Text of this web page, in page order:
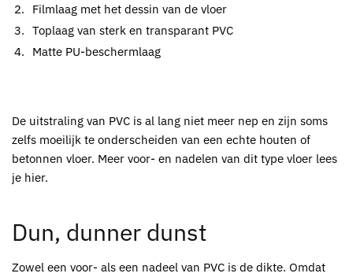
Filmlaag met het dessin van de vloer
Toplaag van sterk en transparant PVC
Matte PU-beschermlaag
De uitstraling van PVC is al lang niet meer nep en zijn soms
zelfs moeilijk te onderscheiden van een echte houten of
betonnen vloer. Meer voor- en nadelen van dit type vloer lees
je hier.
Dun, dunner dunst
Zowel een voor- als een nadeel van PVC is de dikte. Omdat